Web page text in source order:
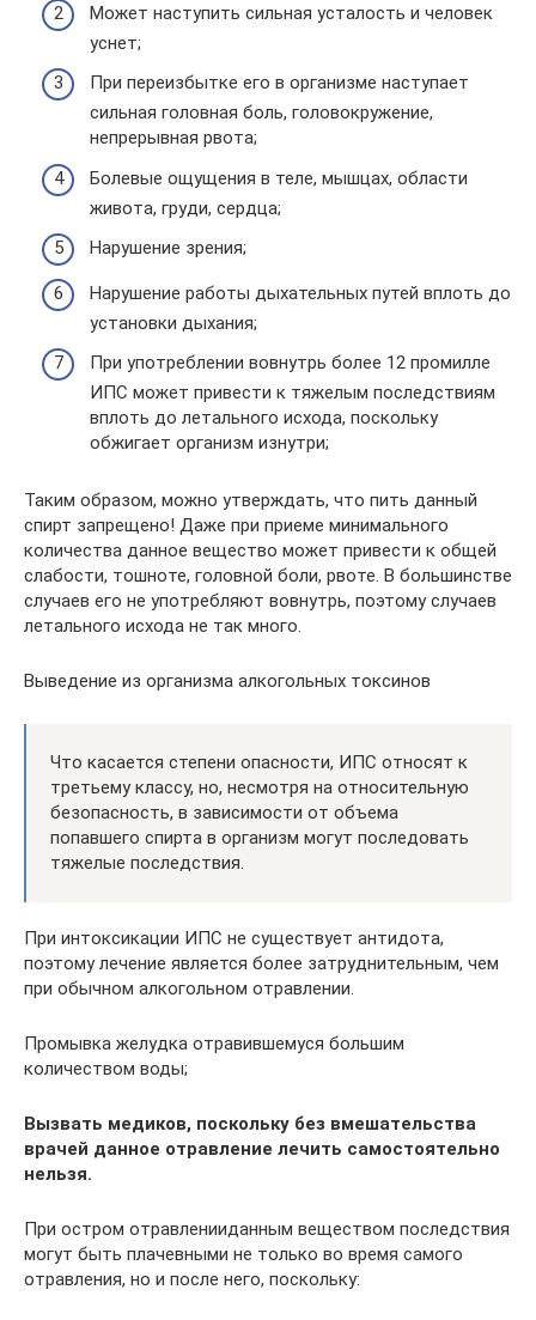
Может наступить сильная усталость и человек
уснет;
При переизбытке его в организме наступает
сильная головная боль, головокружение,
непрерывная рвота;
Болевые ощущения в теле, мышцах, области
живота, груди, сердца;
Нарушение зрения;
Нарушение работы дыхательных путей вплоть до
установки дыхания;
При употреблении вовнутрь более 12 промилле
ИПС может привести к тяжелым последствиям
вплоть до летального исхода, поскольку
обжигает организм изнутри;
Таким образом, можно утверждать, что пить данный
спирт запрещено! Даже при приеме минимального
количества данное вещество может привести к общей
слабости, тошноте, головной боли, рвоте. В большинстве
случаев его не употребляют вовнутрь, поэтому случаев
летального исхода не так много.
Выведение из организма алкогольных токсинов
Что касается степени опасности, ИПС относят к
третьему классу, но, несмотря на относительную
безопасность, в зависимости от объема
попавшего спирта в организм могут последовать
тяжелые последствия.
При интоксикации ИПС не существует антидота,
поэтому лечение является более затруднительным, чем
при обычном алкогольном отравлении.
Промывка желудка отравившемуся большим
количеством воды;
Вызвать медиков, поскольку без вмешательства
врачей данное отравление лечить самостоятельно
нельзя.
При остром отравленииданным веществом последствия
могут быть плачевными не только во время самого
отравления, но и после него, поскольку: